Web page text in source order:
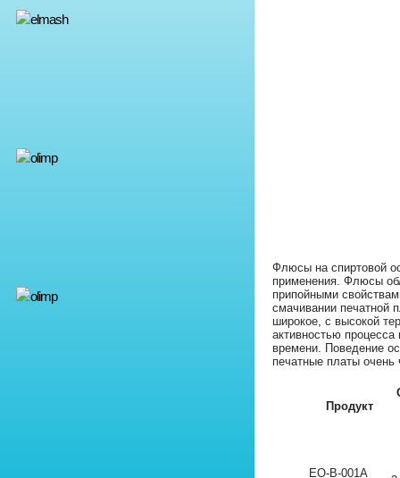
Флюсы на спиртовой
применения. Флюсы
припойными
смачивании печатной
широкое, с высокой
активностью
времени. Поведение
печатные платы очень
Продукт
EO-B-001A